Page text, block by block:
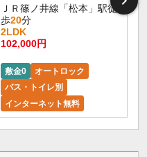
ＪＲ篠ノ井線「松本」駅徒
歩20分
2LDK
102,000円
敷金0
オートロック
バス・トイレ別
インターネット無料